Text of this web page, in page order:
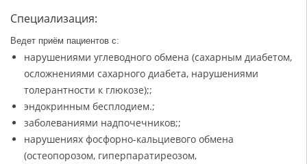
Специализация:
Ведет приём пациентов с:
нарушениями углеводного обмена (сахарным диабетом,
осложнениями сахарного диабета, нарушениями
толерантности к глюкозе);;
эндокринным бесплодием.;
заболеваниями надпочечников;;
нарушениях фосфорно-кальциевого обмена
(остеопорозом, гиперпаратиреозом,